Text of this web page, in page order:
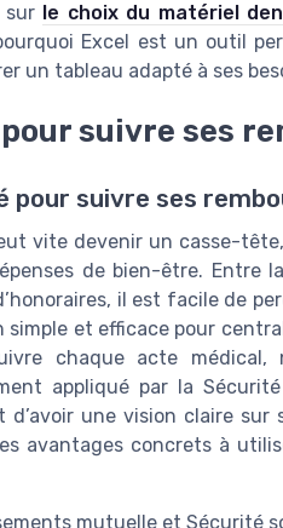
sur le choix du matériel
Excel est un outil
un tableau adapté à ses
suivre ses
pour suivre ses
vite devenir un casse-
de bien-être. Entre
il est facile de
et efficace pour
chaque acte
appliqué par la
une vision claire sur
avantages concrets à
mutuelle et Sécurité